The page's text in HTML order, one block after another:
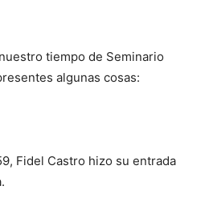
tiempo de Seminario
algunas cosas:
Fidel Castro hizo su entrada